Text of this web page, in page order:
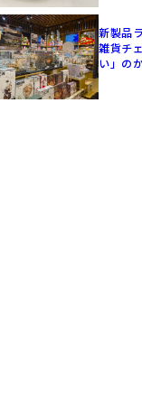
新製品
雑貨チ
い」の